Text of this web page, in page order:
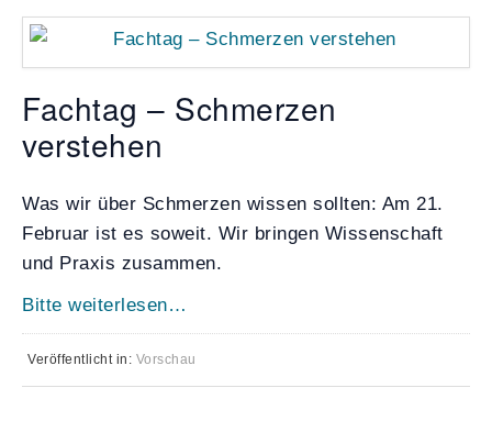
Fachtag – Schmerzen
verstehen
Was wir über Schmerzen wissen sollten: Am 21.
Februar ist es soweit. Wir bringen Wissenschaft
und Praxis zusammen.
Bitte weiterlesen…
Veröffentlicht in: Vorschau